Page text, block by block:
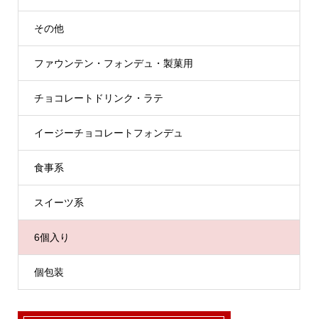
その他
ファウンテン・フォンデュ・製菓用
チョコレートドリンク・ラテ
イージーチョコレートフォンデュ
食事系
スイーツ系
6個入り
個包装